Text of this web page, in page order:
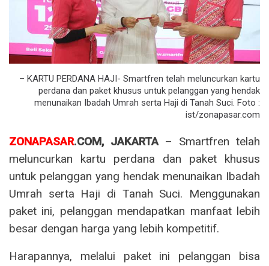
– KARTU PERDANA HAJI- Smartfren telah meluncurkan kartu
perdana dan paket khusus untuk pelanggan yang hendak
menunaikan Ibadah Umrah serta Haji di Tanah Suci. Foto :
ist/zonapasar.com
ZONAPASAR.COM, JAKARTA– Smartfren telah
meluncurkan kartu perdana dan paket khusus
untuk pelanggan yang hendak menunaikan Ibadah
Umrah serta Haji di Tanah Suci. Menggunakan
paket ini, pelanggan mendapatkan manfaat lebih
besar dengan harga yang lebih kompetitif.
Harapannya, melalui paket ini pelanggan bisa